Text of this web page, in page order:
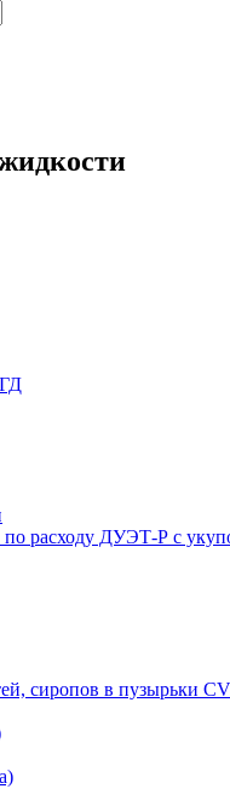
по расходу ДУЭТ-Р с
сиропов в пузырьки